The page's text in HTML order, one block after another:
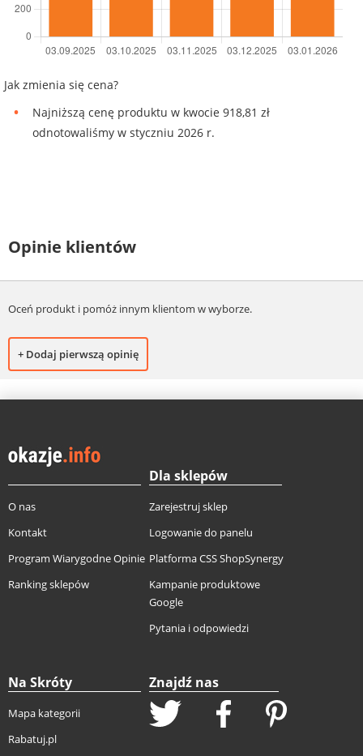
Jak zmienia się cena?
Najniższą cenę produktu w kwocie 918,81 zł
odnotowaliśmy w styczniu 2026 r.
Opinie klientów
Oceń produkt i pomóż innym klientom w wyborze.
+ Dodaj pierwszą opinię
O nas
Kontakt
Program Wiarygodne Opinie
Ranking sklepów
Dla sklepów
Zarejestruj sklep
Logowanie do panelu
Platforma CSS ShopSynergy
Kampanie produktowe
Google
Pytania i odpowiedzi
Na Skróty
Mapa kategorii
Rabatuj.pl
Znajdź nas